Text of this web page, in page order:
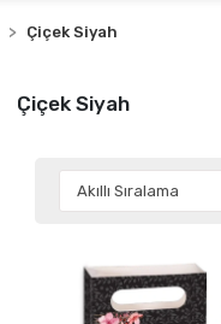
Çiçek Siyah
Çiçek Siyah